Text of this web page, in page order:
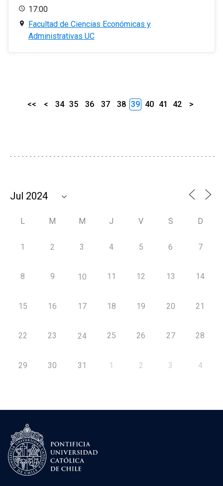
17:00
Facultad de Ciencias Económicas y
Administrativas UC
<< < 34 35 36 37 38 39 40 41 42 >
L M M J V S D
1 2 3 4 5 6 7
8 9 10 11 12 13 14
15 16 17 18 19 20 21
22 23 24 25 26 27 28
29 30 31 1 2 3 4